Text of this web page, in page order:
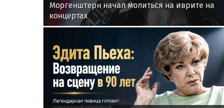
Моргенштерн начал молиться на иврите на
концертах